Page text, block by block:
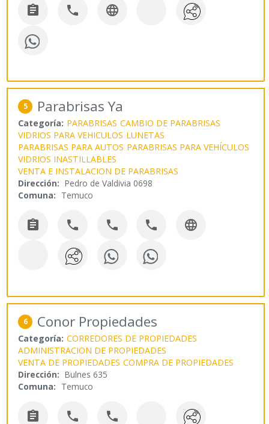
  
5 Parabrisas Ya
Categoría: PARABRISAS CAMBIO DE PARABRISAS
VIDRIOS PARA VEHICULOS LUNETAS
PARABRISAS PARA AUTOS PARABRISAS PARA VEHÍCULOS
VIDRIOS INASTILLABLES
VENTA E INSTALACION DE PARABRISAS
Dirección: Pedro de Valdivia 0698
Comuna: Temuco
    
6 Conor Propiedades
Categoría: CORREDORES DE PROPIEDADES
ADMINISTRACION DE PROPIEDADES
VENTA DE PROPIEDADES COMPRA DE PROPIEDADES
Dirección: Bulnes 635
Comuna: Temuco
  